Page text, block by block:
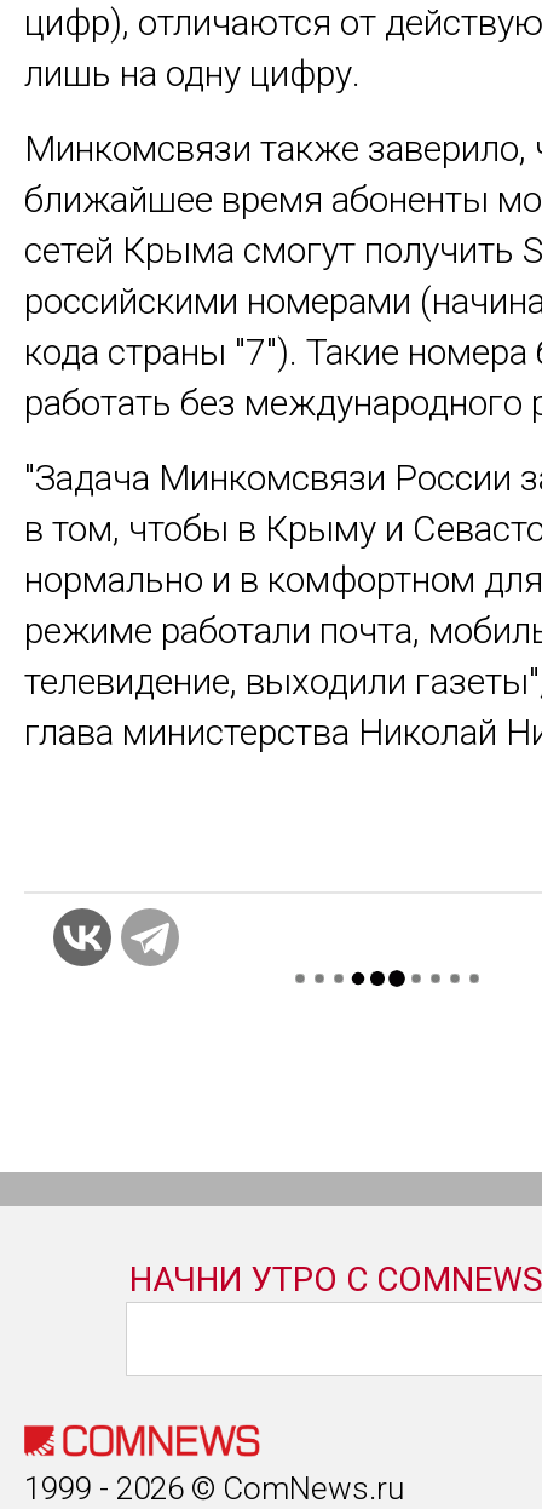
цифр), отличаются от
лишь на одну цифру.
Минкомсвязи также заверило,
ближайшее время абоненты
сетей Крыма смогут получить
российскими номерами
кода страны "7"). Такие номера
работать без международного
"Задача Минкомсвязи России
в том, чтобы в Крыму и
нормально и в комфортном
режиме работали почта,
телевидение, выходили
глава министерства Николай
1999 - 2026 © ComNews.ru